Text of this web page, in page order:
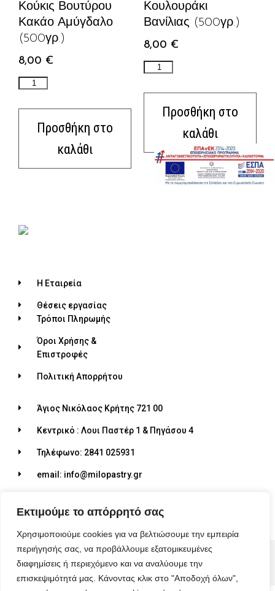
Εκτιμούμε το απόρρητό σας
Χρησιμοποιούμε cookies για να βελτιώσουμε την εμπειρία
περιήγησής σας, να προβάλλουμε εξατομικευμένες
διαφημίσεις ή περιεχόμενο και να αναλύουμε την
επισκεψιμότητά μας. Κάνοντας κλικ στο "Αποδοχή όλων",
Κούκις Βουτύρου
Κακάο Αμύγδαλο
(500γρ.)
8,00 €
Προσθήκη στο
καλάθι
Κουλουράκι
Βανίλιας (500γρ.)
8,00 €
Προσθήκη στο
καλάθι
Η Εταιρεία
Θέσεις εργασίας
Τρόποι Πληρωμής
Όροι Χρήσης &
Επιστροφές
Πολιτική Απορρήτου
Άγιος Νικόλαος Κρήτης 721 00
Κεντρικό : Λουι Παστέρ 1 & Πηγάσου 4
Τηλέφωνο: 2841 025931
email: info@milopastry.gr
© 2026 ALL RIGHTS RESERVED​